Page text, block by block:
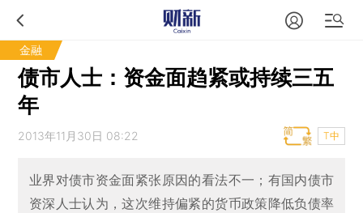
金融
债市人士：资金面趋紧或持续三五
年
2013年11月30日 08:22 T中
业界对债市资金面紧张原因的看法不一；有国内债市
资深人士认为，这次维持偏紧的货币政策降低负债率